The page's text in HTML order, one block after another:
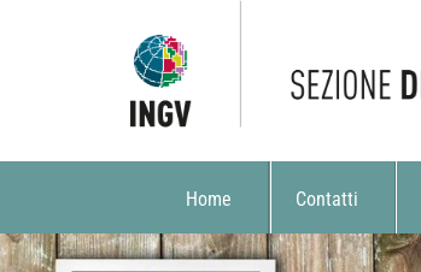
Home Contatti